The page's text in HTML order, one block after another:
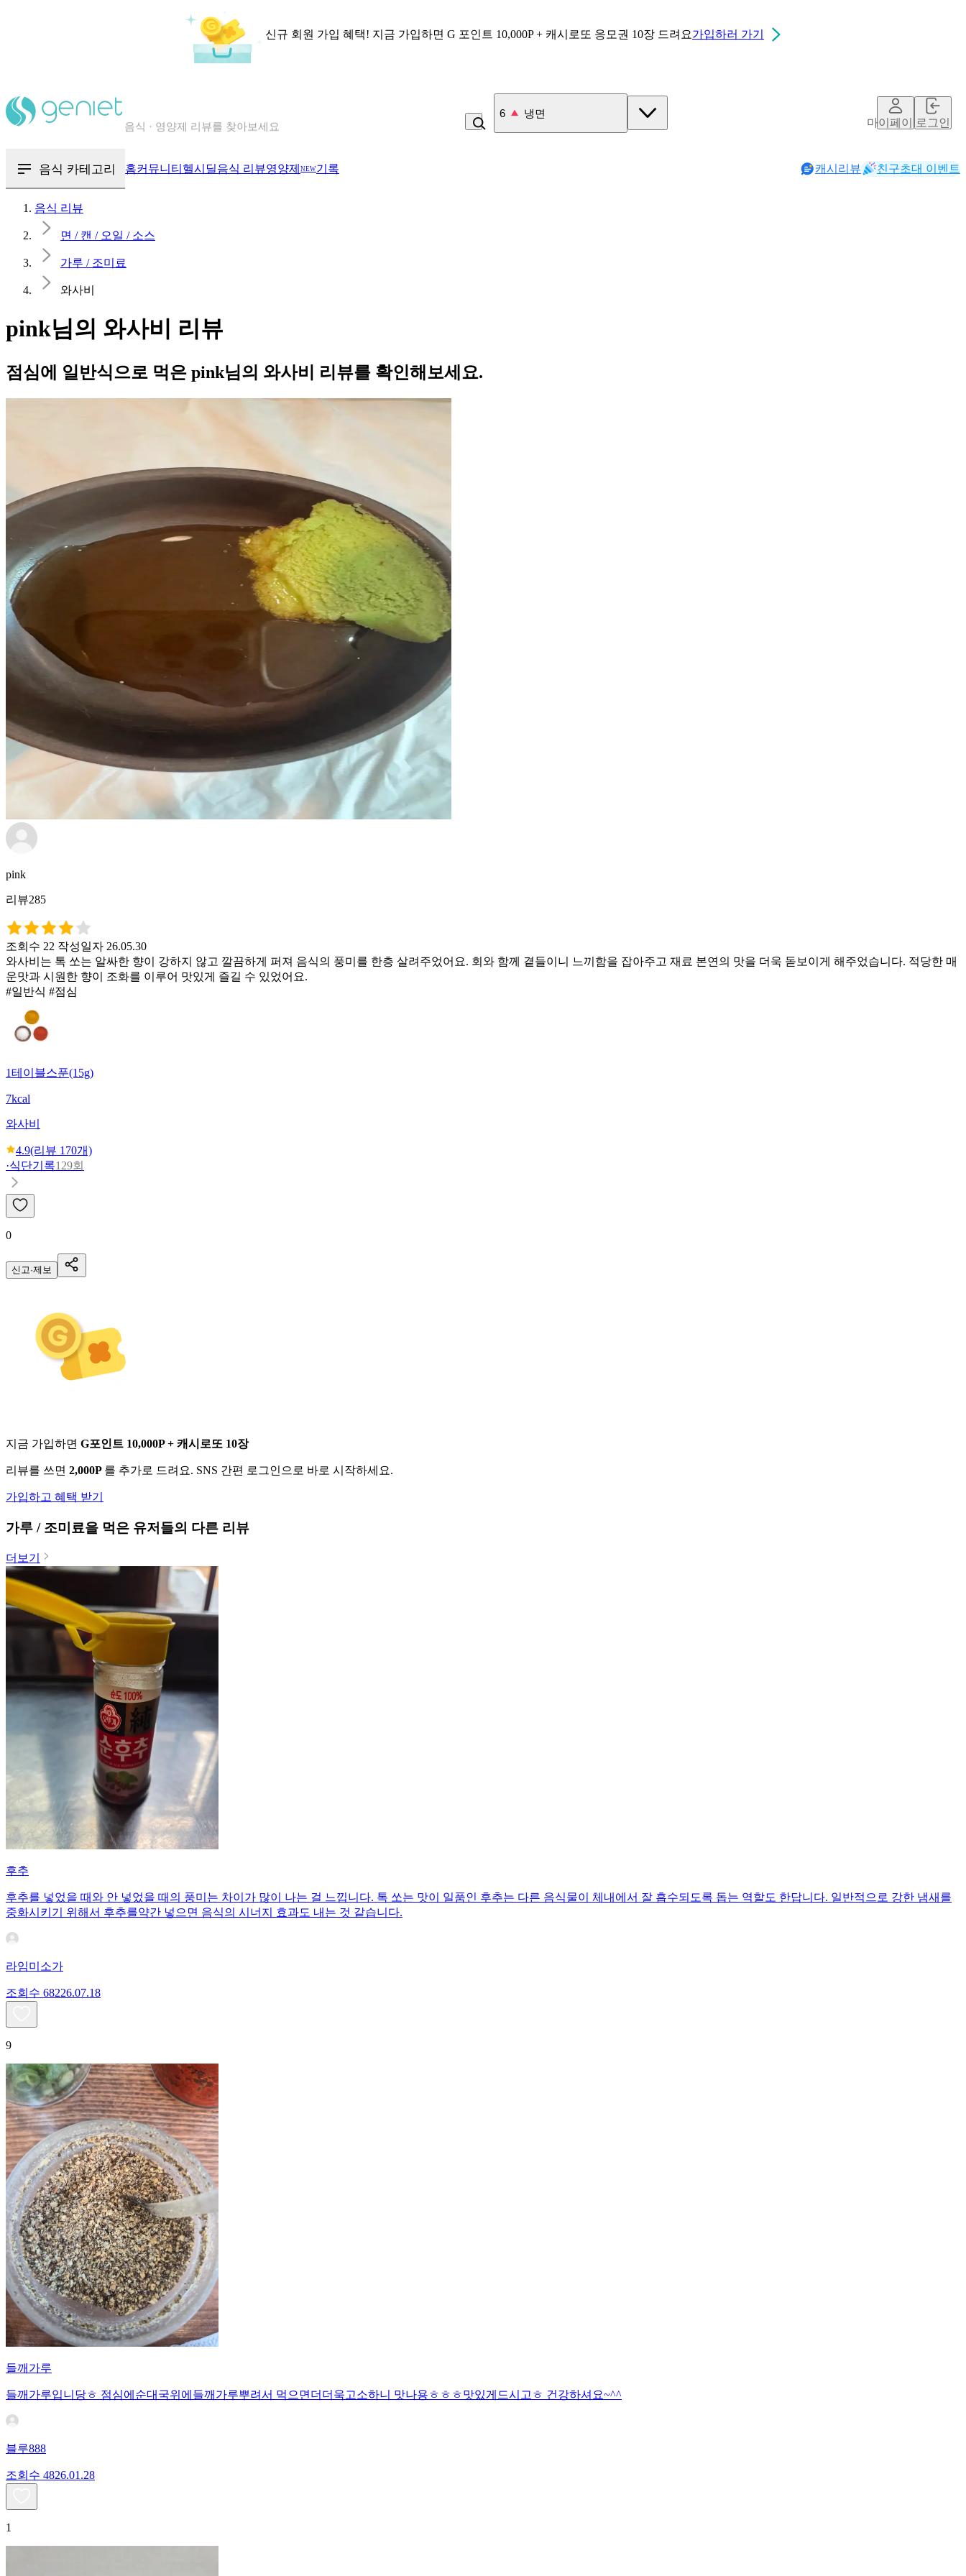
신규 회원 가입 혜택! 지금 가입하면 G 포인트 10,000P + 캐시로또 응모권 10장 드려요가입하러 가기
칼로리와 영양성분을 검색해보세요
6 냉면
마이페이지로그인
음식 카테고리 홈커뮤니티 헬시딜음식 리뷰영양제 NEW기록 캐시리뷰 친구초대 이벤트
음식 리뷰
면 / 캔 / 오일 / 소스
가루 / 조미료
와사비
pink님의 와사비 리뷰
점심에 일반식으로 먹은 pink님의 와사비 리뷰를 확인해보세요.
pink
리뷰285
조회수 22 작성일자 26.05.30
와사비는 톡 쏘는 알싸한 향이 강하지 않고 깔끔하게 퍼져 음식의 풍미를 한층 살려주었어요. 회와 함께 곁들이니 느끼함을 잡아주고 재료 본연의 맛을 더욱 돋보이게 해주었습니다. 적당한 매
운맛과 시원한 향이 조화를 이루어 맛있게 즐길 수 있었어요.
#일반식 #점심
1테이블스푼(15g)
7kcal
와사비
4.9(리뷰 170개)
·식단기록129회
0
신고·제보
지금 가입하면 G포인트 10,000P + 캐시로또 10장
리뷰를 쓰면 2,000P 를 추가로 드려요. SNS 간편 로그인으로 바로 시작하세요.
가입하고 혜택 받기
가루 / 조미료을 먹은 유저들의 다른 리뷰
더보기
후추
후추를 넣었을 때와 안 넣었을 때의 풍미는 차이가 많이 나는 걸 느낍니다. 톡 쏘는 맛이 일품인 후추는 다른 음식물이 체내에서 잘 흡수되도록 돕는 역할도 한답니다. 일반적으로 강한 냄새를
중화시키기 위해서 후추를약간 넣으면 음식의 시너지 효과도 내는 것 같습니다.
라임미소가
조회수 68226.07.18
9
들깨가루
들깨가루입니당ㅎ 점심에순대국위에들깨가루뿌려서 먹으면더더욱고소하니 맛나용ㅎㅎㅎ맛있게드시고ㅎ 건강하셔요~^^
블루888
조회수 4826.01.28
1